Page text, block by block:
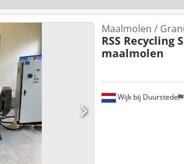
Wijk bij Duurstede
Maalmolen /
RSS Recycling
maalmolen